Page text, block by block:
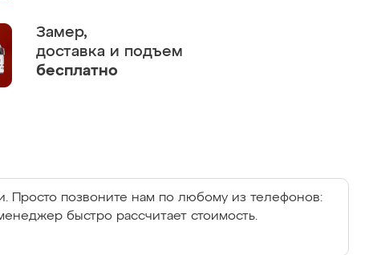
Замер,
доставка и подъем
бесплатно
Просто позвоните нам по любому из телефонов:
быстро рассчитает стоимость.